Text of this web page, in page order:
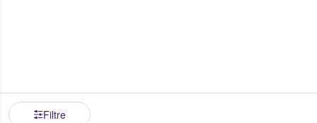
Filtre